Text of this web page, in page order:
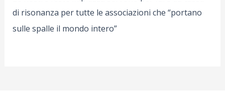
di risonanza per tutte le associazioni che “portano
sulle spalle il mondo intero”